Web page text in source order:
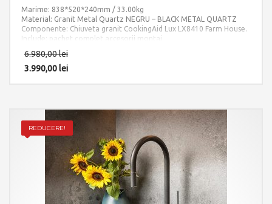
Marime: 838*520*240mm / 33.00kg
Material: Granit Metal Quartz NEGRU – BLACK METAL QUARTZ
Componente: Chiuveta granit CookingAid Lux LX8410 Farm House.
Include: pachet complet accesorii montaj.
6.980,00lei
3.990,00lei
REDUCERE!